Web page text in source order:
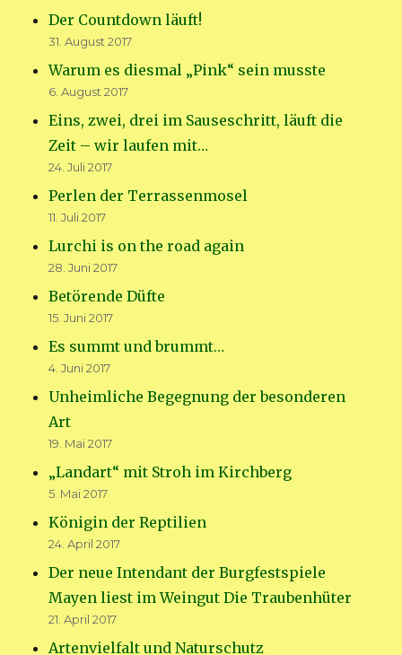
Der Countdown läuft!
31. August 2017
Warum es diesmal „Pink“ sein musste
6. August 2017
Eins, zwei, drei im Sauseschritt, läuft die
Zeit – wir laufen mit…
24. Juli 2017
Perlen der Terrassenmosel
11. Juli 2017
Lurchi is on the road again
28. Juni 2017
Betörende Düfte
15. Juni 2017
Es summt und brummt…
4. Juni 2017
Unheimliche Begegnung der besonderen
Art
19. Mai 2017
„Landart“ mit Stroh im Kirchberg
5. Mai 2017
Königin der Reptilien
24. April 2017
Der neue Intendant der Burgfestspiele
Mayen liest im Weingut Die Traubenhüter
21. April 2017
Artenvielfalt und Naturschutz